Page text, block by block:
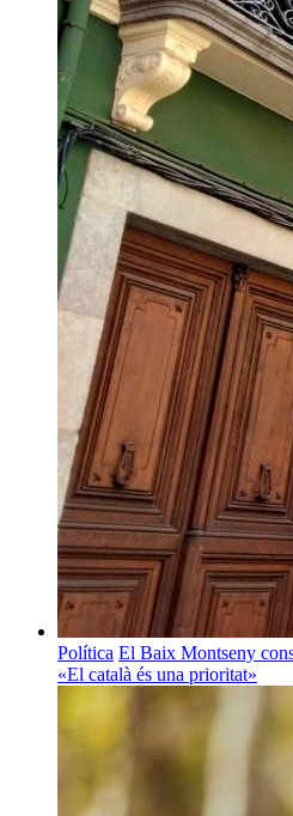
Política El Baix Montseny
«El català és una prioritat»